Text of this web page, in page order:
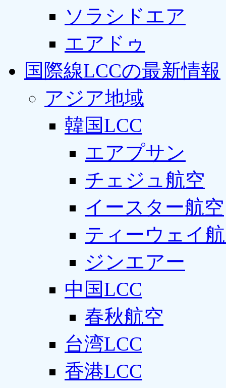
ソラシドエア
エアドゥ
国際線LCCの最新情報
アジア地域
韓国LCC
エアプサン
チェジュ航空
イースター航空
ティーウェイ
ジンエアー
中国LCC
春秋航空
台湾LCC
香港LCC